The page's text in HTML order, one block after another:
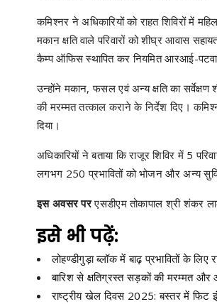
कमिश्नर ने अधिकारियों को राहत शिविरों में
मकान क्षति वाले परिवारों को शीघ्र आवास
कैम्प ऑफिस स्थापित कर नियमित आरआई-
उन्होंने मकान, फसल एवं अन्य क्षति का
की मरम्मत तत्काल कराने के निर्देश दिए।
दिया।
अधिकारियों ने बताया कि राजूर शिविर में 5
लगभग 250 प्रभावितों को भोजन और अन्य
इस अवसर परएसडीएम तोकापाल श्री शंकर
इसे भी पढ़ें:
लोहण्डीगुड़ा ब्लॉक में बाढ़ प्रभावितों के लिए
बारिश से क्षतिग्रस्त सड़कों की मरम्मत और
राष्ट्रीय खेल दिवस 2025: बस्तर में फिट